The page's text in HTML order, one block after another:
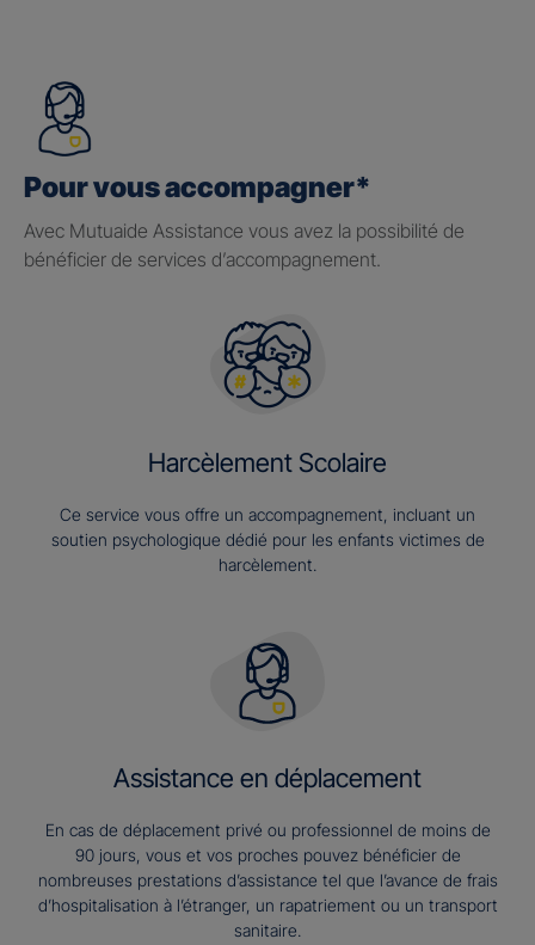
Pour vous accompagner*
Avec Mutuaide Assistance vous avez la possibilité de
bénéficier de services d’accompagnement.
Harcèlement Scolaire
Ce service vous offre un accompagnement, incluant un
soutien psychologique dédié pour les enfants victimes de
harcèlement.
Assistance en déplacement
En cas de déplacement privé ou professionnel de moins de
90 jours, vous et vos proches pouvez bénéficier de
nombreuses prestations d’assistance tel que l’avance de frais
d’hospitalisation à l’étranger, un rapatriement ou un transport
sanitaire.